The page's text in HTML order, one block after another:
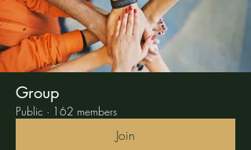
Group
Public · 162 members
Join